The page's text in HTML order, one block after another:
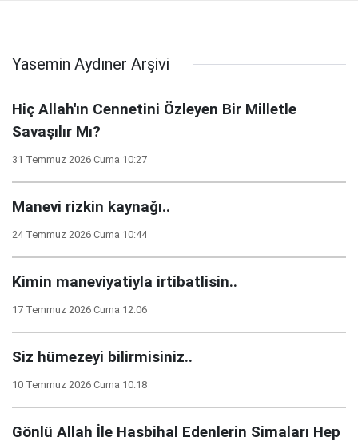
Yasemin Aydıner Arşivi
Hiç Allah'ın Cennetini Özleyen Bir Milletle
Savaşılır Mı?
31 Temmuz 2026 Cuma 10:27
Manevi rizkin kaynağı..
24 Temmuz 2026 Cuma 10:44
Kimin maneviyatiyla irtibatlisin..
17 Temmuz 2026 Cuma 12:06
Siz hümezeyi bilirmisiniz..
10 Temmuz 2026 Cuma 10:18
Gönlü Allah İle Hasbihal Edenlerin Simaları Hep